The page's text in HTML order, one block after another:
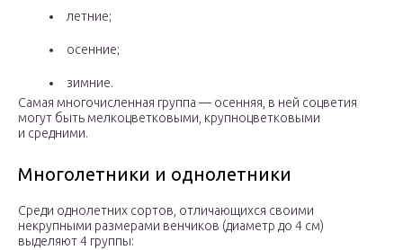
летние;
осенние;
зимние.
Самая многочисленная группа — осенняя, в ней соцветия
могут быть мелкоцветковыми, крупноцветковыми
и средними.
Многолетники и однолетники
Среди однолетних сортов, отличающихся своими
некрупными размерами венчиков (диаметр до 4 см)
выделяют 4 группы: